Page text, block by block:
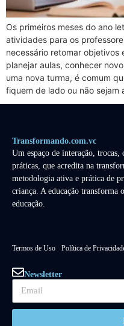
Os primeiros meses do ano
atividades para os
necessário retomar objetivos
planejar aulas, conhecer
uma nova turma, é comum
fiquem de lado ou não
Transformando.com.vc
Um espaço de interação,
práticas, que acredita na
metodologia ativa e prática de
criança. A educação transforma
educação.
Termos de Uso Política de
Newsletter